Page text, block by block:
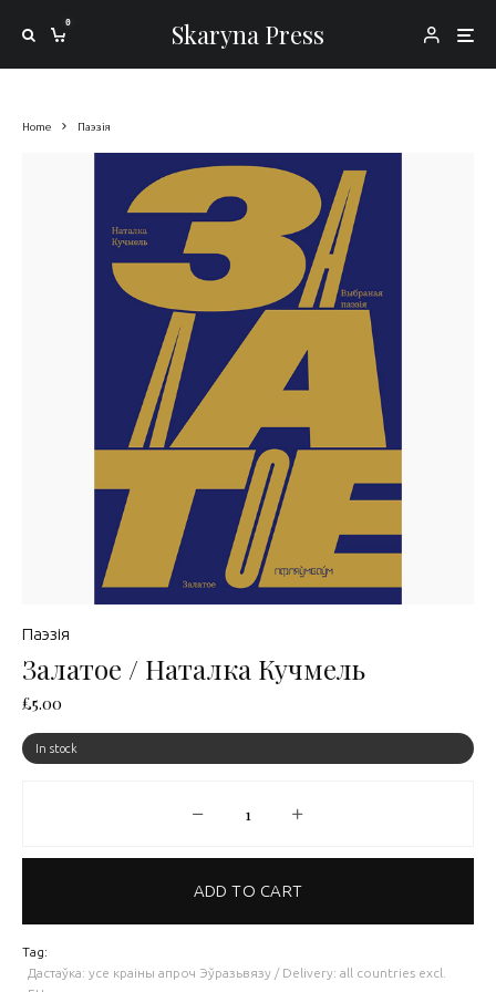
0 Skaryna Press
Home Паэзія
Паэзія
Залатое / Наталка Кучмель
£5.00
In stock
Залатое / Наталка Кучмель
ADD TO CART
Tag:
Дастаўка: усе краіны апроч Эўразьвязу / Delivery: all countries excl.